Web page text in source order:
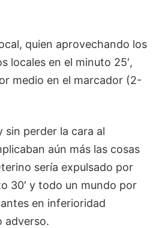
quien aprovechando los
locales en el minuto 25′,
medio en el marcador (2-
sin perder la cara al
aún más las cosas
sería expulsado por
30′ y todo un mundo por
en inferioridad
adverso.